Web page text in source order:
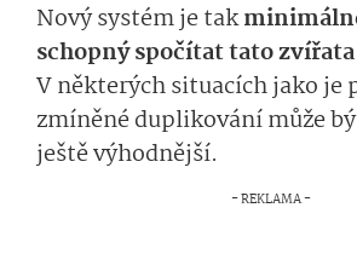
Nový systém je tak
schopný spočítat tato
V některých situacích jako je
zmíněné duplikování může
ještě výhodnější.